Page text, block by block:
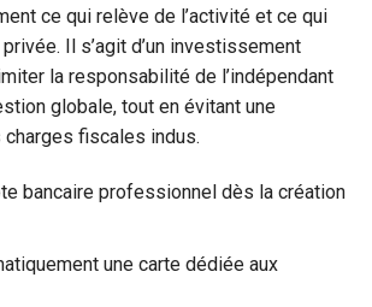
ce qui relève de l’activité et ce qui
Il s’agit d’un investissement
la responsabilité de l’indépendant
globale, tout en évitant une
fiscales indus.
bancaire professionnel dès la création
une carte dédiée aux